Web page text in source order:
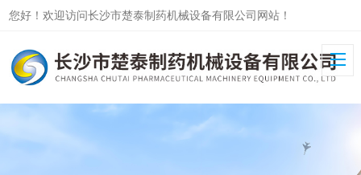
您好！欢迎访问长沙市楚泰制药机械设备有限公司网站！